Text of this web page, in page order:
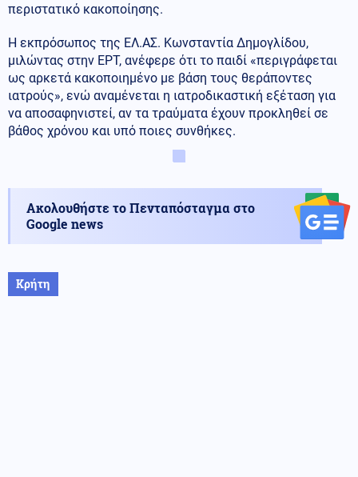
περιστατικό κακοποίησης.
Η εκπρόσωπος της ΕΛ.ΑΣ. Κωνσταντία Δημογλίδου,
μιλώντας στην ΕΡΤ, ανέφερε ότι το παιδί «περιγράφεται
ως αρκετά κακοποιημένο με βάση τους θεράποντες
ιατρούς», ενώ αναμένεται η ιατροδικαστική εξέταση για
να αποσαφηνιστεί, αν τα τραύματα έχουν προκληθεί σε
βάθος χρόνου και υπό ποιες συνθήκες.
Ακολουθήστε το Πενταπόσταγμα στο
Google news
Κρήτη